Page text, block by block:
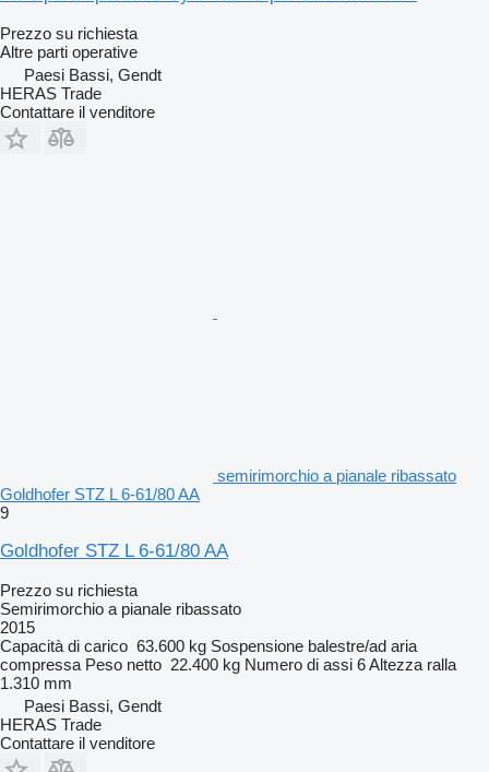
Prezzo su richiesta
Altre parti operative
Paesi Bassi, Gendt
HERAS Trade
Contattare il venditore
semirimorchio a pianale ribassato
Goldhofer STZ L 6-61/80 AA
9
Goldhofer STZ L 6-61/80 AA
Prezzo su richiesta
Semirimorchio a pianale ribassato
2015
Capacità di carico 63.600 kg Sospensione balestre/ad aria
compressa Peso netto 22.400 kg Numero di assi 6Altezza ralla
1.310 mm
Paesi Bassi, Gendt
HERAS Trade
Contattare il venditore